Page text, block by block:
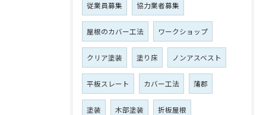
従業員募集 協力業者募集
屋根のカバー工法 ワークショップ
クリア塗装 塗り床 ノンアスベスト
平板スレート カバー工法 蒲郡
塗装 木部塗装 折板屋根